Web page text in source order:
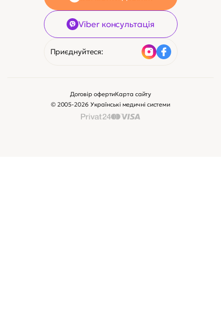
Viber консультація
Приєднуйтеся:
© 2005-2026 Українські медичні системи
Договір офертиКарта сайту